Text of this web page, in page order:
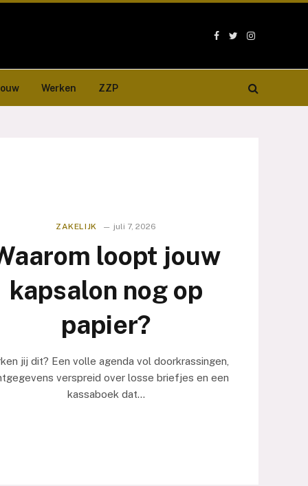
Facebook
TwitterInstagram
Werken ZZP
ZAKELIJK juli 7, 2026
loopt jouw
kapsalon nog op
papier?
jij dit? Een volle agenda vol doorkrassingen,
verspreid over losse briefjes en een
kassaboek dat…